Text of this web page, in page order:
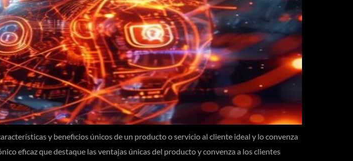
y beneficios únicos de un producto o servicio al cliente ideal y lo convenza
eficaz que destaque las ventajas únicas del producto y convenza a los clientes